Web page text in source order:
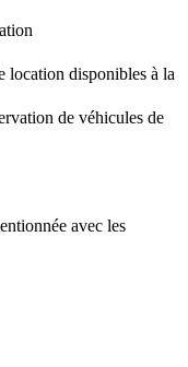
location disponibles à la
de véhicules de
avec les